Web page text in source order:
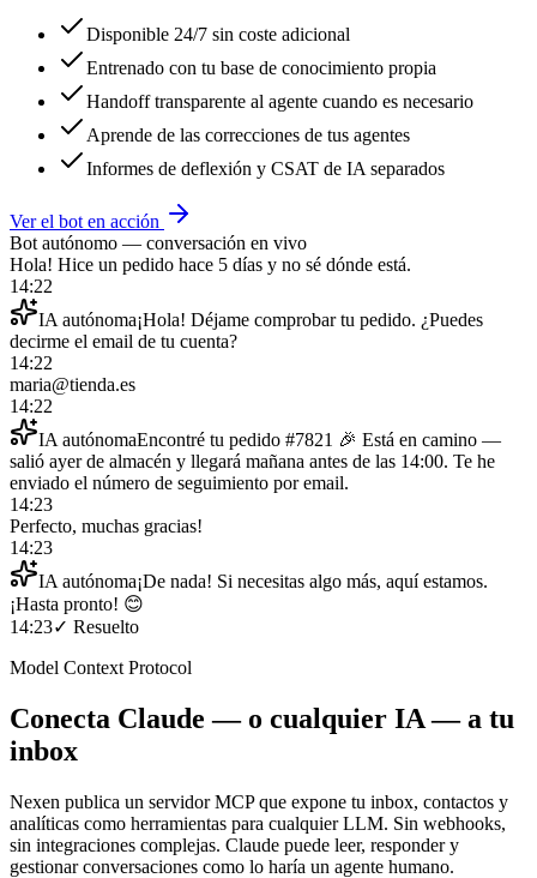
Disponible 24/7 sin coste adicional
Entrenado con tu base de conocimiento propia
Handoff transparente al agente cuando es necesario
Aprende de las correcciones de tus agentes
Informes de deflexión y CSAT de IA separados
Ver el bot en acción
Bot autónomo — conversación en vivo
Hola! Hice un pedido hace 5 días y no sé dónde está.
14:22
IA autónoma¡Hola! Déjame comprobar tu pedido. ¿Puedes
decirme el email de tu cuenta?
14:22
maria@tienda.es
14:22
IA autónomaEncontré tu pedido #7821 🎉 Está en camino —
salió ayer de almacén y llegará mañana antes de las 14:00. Te he
enviado el número de seguimiento por email.
14:23
Perfecto, muchas gracias!
14:23
IA autónoma¡De nada! Si necesitas algo más, aquí estamos.
¡Hasta pronto! 😊
14:23✓ Resuelto
Model Context Protocol
Conecta Claude — o cualquier IA — a tu
inbox
Nexen publica un servidor MCP que expone tu inbox, contactos y
analíticas como herramientas para cualquier LLM. Sin webhooks,
sin integraciones complejas. Claude puede leer, responder y
gestionar conversaciones como lo haría un agente humano.